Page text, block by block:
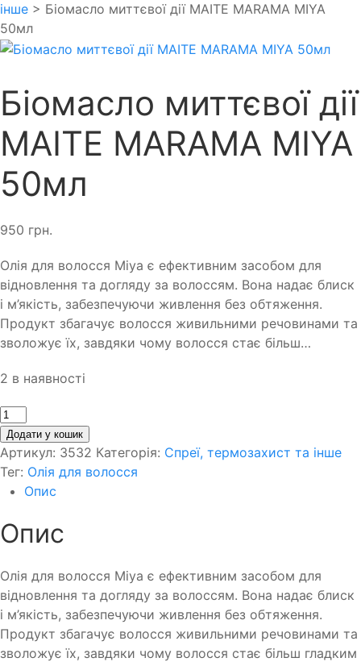
інше > Біомасло миттєвої дії MAITE MARAMA MIYA
50мл
Біомасло миттєвої дії
MAITE MARAMA MIYA
50мл
950 грн.
Олія для волосся Miya є ефективним засобом для
відновлення та догляду за волоссям. Вона надає блиск
і м’якість, забезпечуючи живлення без обтяження.
Продукт збагачує волосся живильними речовинами та
зволожує їх, завдяки чому волосся стає більш…
2 в наявності
Кількість
Додати у кошик
Артикул: 3532 Категорія: Спреї, термозахист та інше
Тег: Олія для волосся
Опис
Опис
Олія для волосся Miya є ефективним засобом для
відновлення та догляду за волоссям. Вона надає блиск
і м’якість, забезпечуючи живлення без обтяження.
Продукт збагачує волосся живильними речовинами та
зволожує їх, завдяки чому волосся стає більш гладким